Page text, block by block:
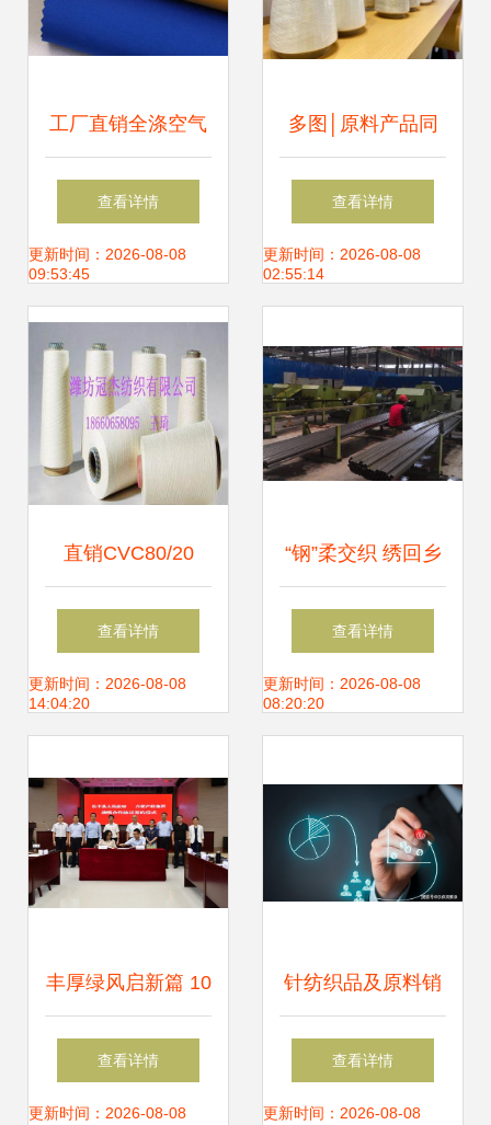
工厂直销全涤空气
层针织面料 服装面
料的供应链优化与
价值分析
查看详情
更新时间：2026-08-08
09:53:45
多图│原料产品同
台展出 “丝丽雅
造”纺织品抢镜上海
查看详情
更新时间：2026-08-08
02:55:14
直销CVC80/20
40S涤棉混纺纱线
为针纺织品提供高
查看详情
更新时间：2026-08-08
14:04:20
“钢”柔交织 绣回乡
情的650万销售额
之谜
查看详情
更新时间：2026-08-08
08:20:20
丰厚绿风启新篇 10
万资本撬动针纺蓝
海，丰县小微皮革
查看详情
更新时间：2026-08-08
针纺织品及原料销
售常见问答
查看详情
更新时间：2026-08-08